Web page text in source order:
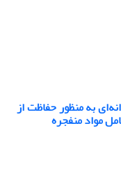
به منظور حفاظت از
مواد منفجره